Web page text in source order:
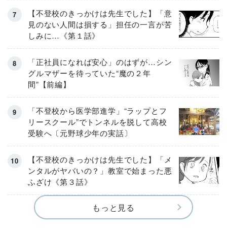
【不登校のきっかけは先生でした】「意
見のない人間は損する」担任の一言が苦
しみに…《第１話》
「正社員になれば安心」のはずが…シン
グルマザーを待っていた“魔の２年
間”【前編】
「不登校から医学部進学」“ラップとフ
リースクール”でトンネルを脱して高校
受験へ〔元野球少年の実話〕
【不登校のきっかけは先生でした】「メ
ンタルがヤバいの？」教室で始まった悪
ふざけ《第３話》
もっと見る